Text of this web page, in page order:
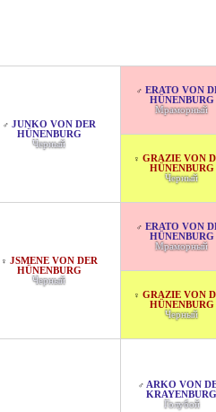
♂ JUNKO VON DER
HÜNENBURG
Черный
♂ ERATO VON
HÜNENBURG
Мраморный
♀ GRAZIE VON
HÜNENBURG
Черный
♀ JSMENE VON DER
HÜNENBURG
Черный
♂ ERATO VON
HÜNENBURG
Мраморный
♀ GRAZIE VON
HÜNENBURG
Черный
♂ ARKO VON
KRAYENBURG
Голубой